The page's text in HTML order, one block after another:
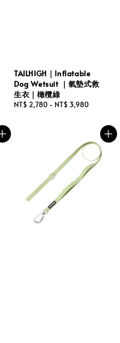
TAILHIGH｜Inflatable
Dog Wetsuit ｜氣墊式救
生衣｜橄欖綠
Regular
NT$ 2,780 - NT$ 3,980